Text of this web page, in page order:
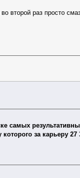
второй раз просто
самых
за карьеру 27